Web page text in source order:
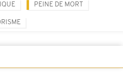
PEINE DE MORT